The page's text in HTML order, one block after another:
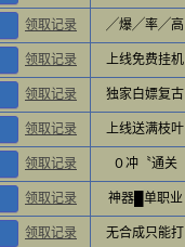
领取记录 ╱爆╱率╱高
领取记录 上线免费挂机
领取记录 独家白嫖复古
领取记录 上线送满枝叶
领取记录 ０冲〝通关
领取记录 神器█单职业
领取记录 无合成只能打